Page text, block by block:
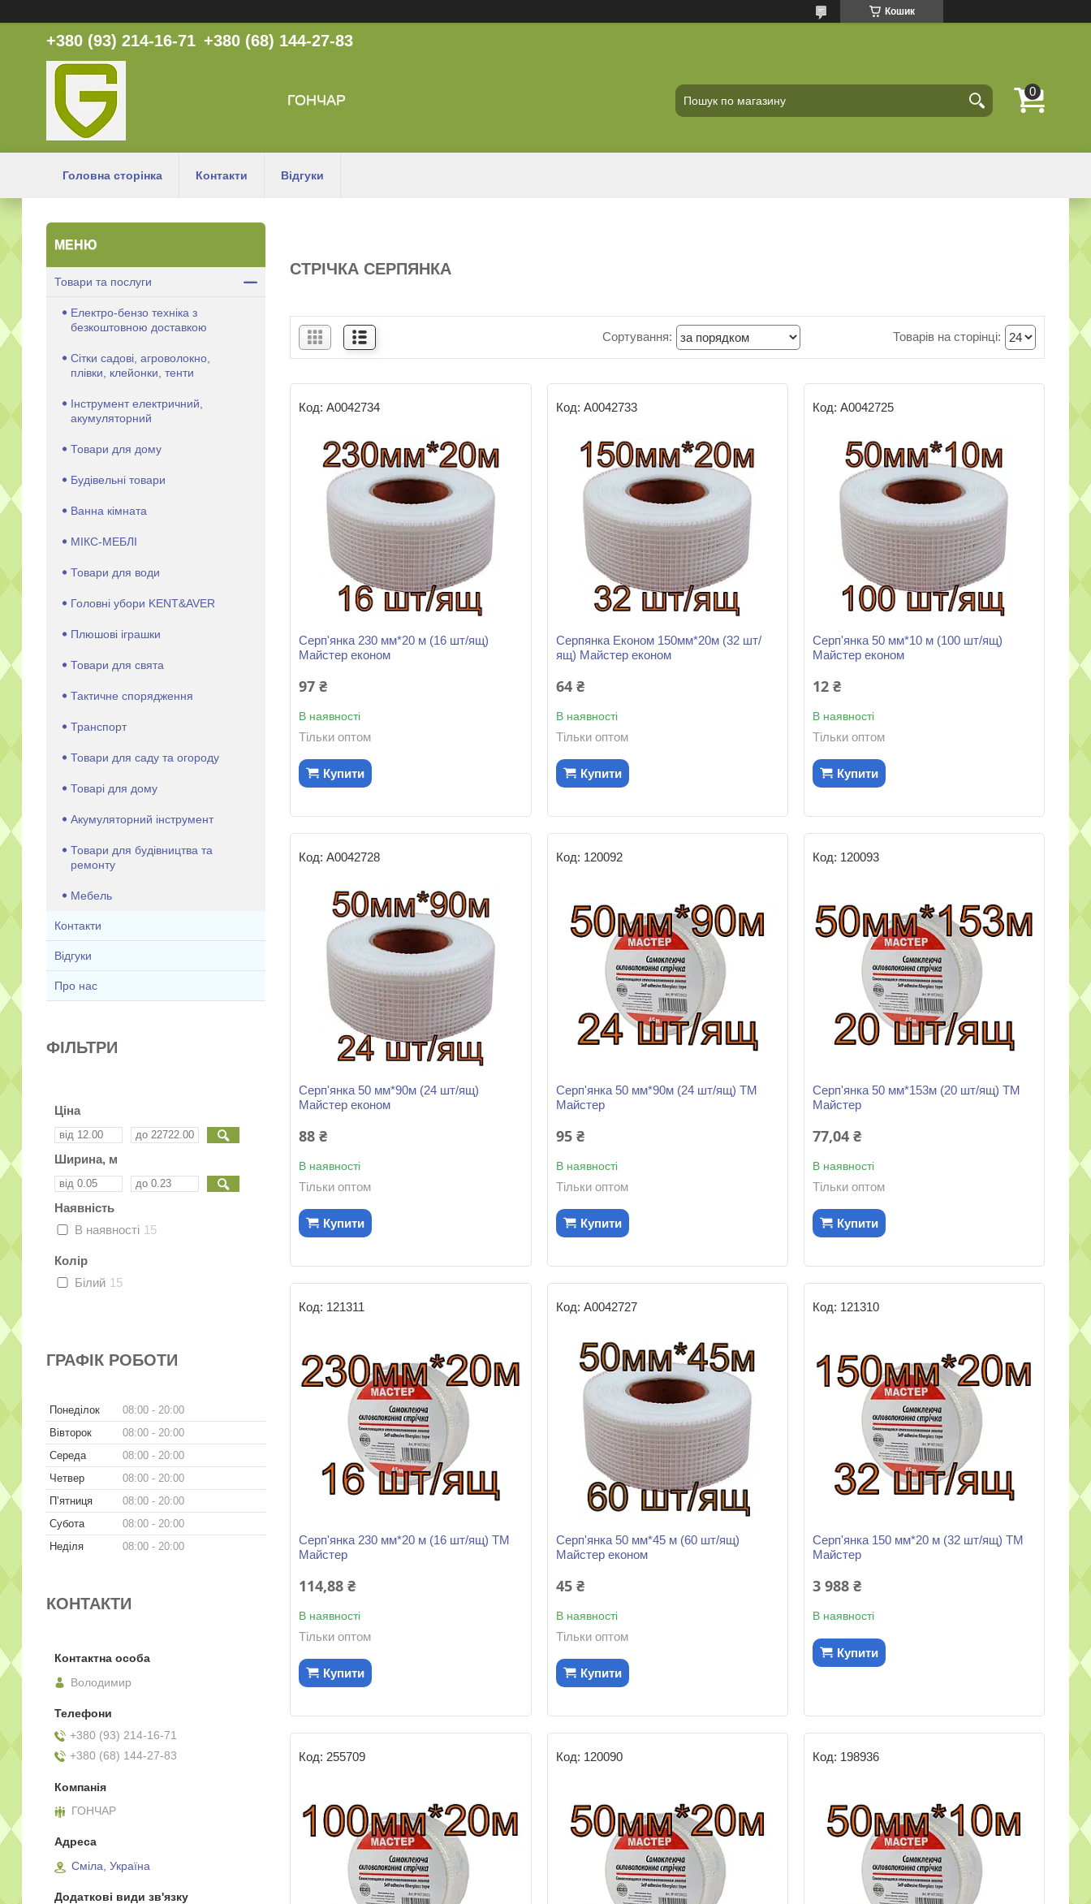
Кошик
+380 (93) 214-16-71 +380 (68) 144-27-83
ГОНЧАР
Головна сторінка Контакти Відгуки
СТРІЧКА СЕРПЯНКА
А0042734
Серп'янка 230 мм*20 м (16 шт/ящ)
Майстер економ
97 ₴
В наявності
Тільки оптом
Купити
А0042733
Серпянка Економ 150мм*20м (32 шт/
ящ) Майстер економ
64 ₴
В наявності
Тільки оптом
Купити
А0042725
Серп'янка 50 мм*10 м (100 шт/ящ)
Майстер економ
12 ₴
В наявності
Тільки оптом
Купити
А0042728
Серп'янка 50 мм*90м (24 шт/ящ)
Майстер економ
88 ₴
В наявності
Тільки оптом
Купити
120092
Серп'янка 50 мм*90м (24 шт/ящ) ТМ
Майстер
95 ₴
В наявності
Тільки оптом
Купити
120093
Серп'янка 50 мм*153м (20 шт/ящ) ТМ
Майстер
77,04 ₴
В наявності
Тільки оптом
Купити
121311
Серп'янка 230 мм*20 м (16 шт/ящ) ТМ
Майстер
114,88 ₴
В наявності
Тільки оптом
Купити
А0042727
Серп'янка 50 мм*45 м (60 шт/ящ)
Майстер економ
45 ₴
В наявності
Тільки оптом
Купити
121310
Серп'янка 150 мм*20 м (32 шт/ящ) ТМ
Майстер
3 988 ₴
В наявності
Купити
255709 120090 198936
Товари та послуги
Електро-бензо техніка з
безкоштовною доставкою
Сітки садові, агроволокно,
плівки, клейонки, тенти
Інструмент електричний,
акумуляторний
Товари для дому
Будівельні товари
Ванна кімната
МІКС-МЕБЛІ
Товари для води
Головні убори KENT&AVER
Плюшові іграшки
Товари для свята
Тактичне спорядження
Транспорт
Товари для саду та огороду
Товарі для дому
Акумуляторний інструмент
Товари для будівництва та
ремонту
Мебель
Контакти
Відгуки
Про нас
ФІЛЬТРИ
Ціна
Ширина, м
Наявність
В наявності 15
Колір
Білий 15
ГРАФІК РОБОТИ
Понеділок 08:00
20:00
Вівторок
08:00
20:00
Середа
08:00
20:00
Четвер
08:00
20:00
Пʼятниця
08:00
20:00
Субота
08:00
20:00
Неділя
08:00 20:00
КОНТАКТИ
Володимир
+380 (93) 214-16-71
+380 (68) 144-27-83
ГОНЧАР
Сміла, Україна